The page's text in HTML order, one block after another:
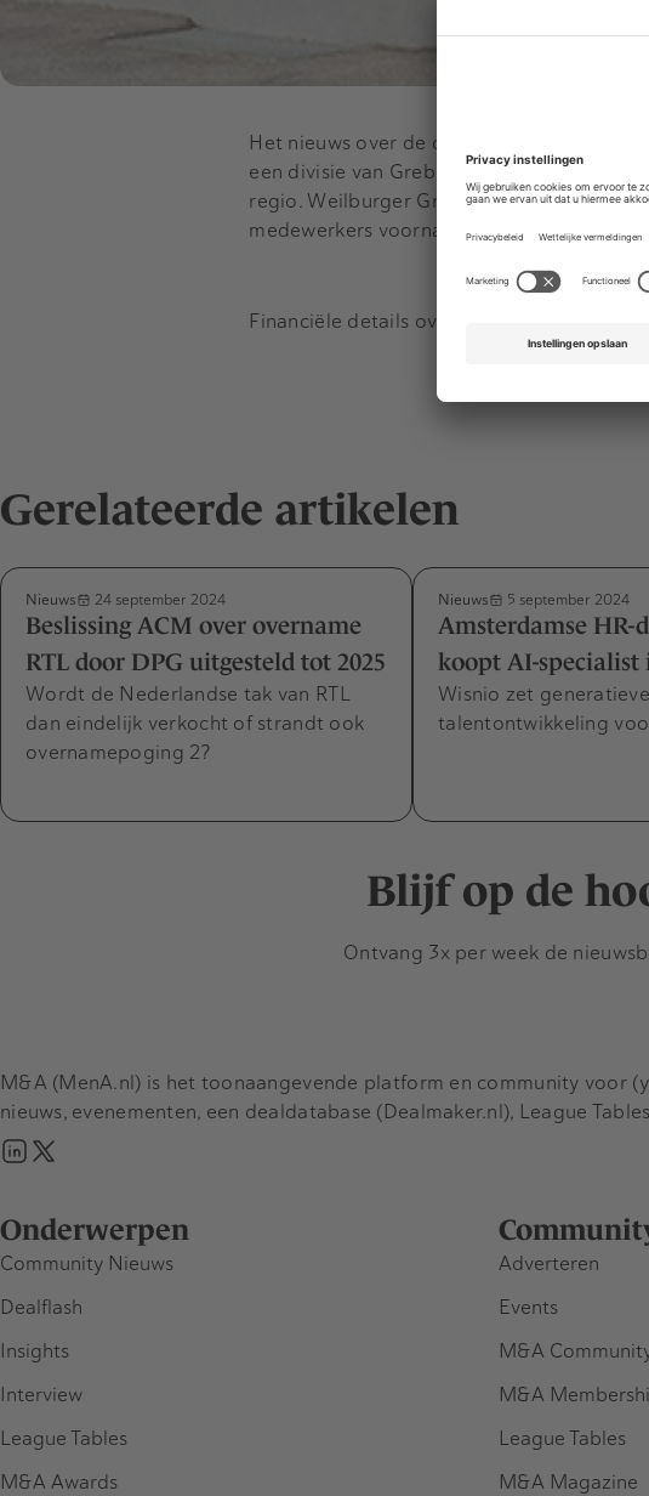
Het nieuws over de deal kwam
een divisie van Grebe Holding GmbH uit
regio. Weilburger Graphics had in 2023
medewerkers voornamelijk in Duitsland.
Financiële details over de deal zijn niet
Gerelateerde artikelen
Nieuws 24 september 2024
Beslissing ACM over overname
RTL door DPG uitgesteld tot 2025
Wordt de Nederlandse tak van RTL
dan eindelijk verkocht of strandt ook
overnamepoging 2?
Nieuws 5 september 2024
Amsterdamse HR-
koopt AI-specialist
Wisnio zet
talentontwikkeling
Blijf op de
Ontvang 3x per week de
Onderwerpen
Community Nieuws
Dealflash
Insights
Interview
League Tables
M&A Awards
Adverteren
Events
M&A
M&A
League Tables
M&A Magazine
M&A (MenA.nl) is het toonaangevende platform en community voor
nieuws, evenementen, een dealdatabase (Dealmaker.nl), League